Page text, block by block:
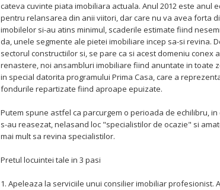
cateva cuvinte piata imobiliara actuala. Anul 2012 este anul
pentru relansarea din anii viitori, dar care nu va avea forta
imobilelor si-au atins minimul, scaderile estimate fiind
da, unele segmente ale pietei imobiliare incep sa-si revina.
sectorul constructiilor si, se pare ca si acest domeniu conex
renastere, noi ansambluri imobiliare fiind anuntate in toate
in special datorita programului Prima Casa, care a
fondurile repartizate fiind aproape epuizate.
Putem spune astfel ca parcurgem o perioada de echilibru,
s-au reasezat, nelasand loc "specialistilor de ocazie" si
mai mult sa revina specialistilor.
Pretul locuintei tale in 3 pasi
1. Apeleaza la serviciile unui consilier imobiliar profesionist.